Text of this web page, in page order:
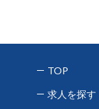
TOP
求人を探す